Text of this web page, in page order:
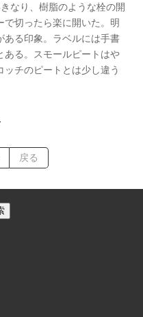
なり、樹脂のような栓の開
切ったら楽に開いた。明
ある印象。ラベルには手書
ある。スモールピートはや
チのピートとは少し違う
戻る